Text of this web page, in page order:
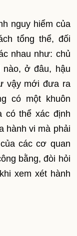
nguy hiểm của
tổng thể, đối
nhau như: chủ
ở đâu, hậu
vậy mới đưa ra
có một khuôn
có thể xác định
hành vi mà phải
các cơ quan
bằng, đòi hỏi
xem xét hành